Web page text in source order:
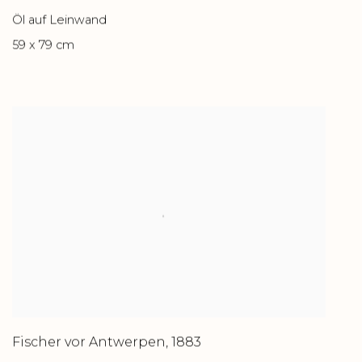
Öl auf Leinwand
59 x 79 cm
Fischer vor Antwerpen, 1883